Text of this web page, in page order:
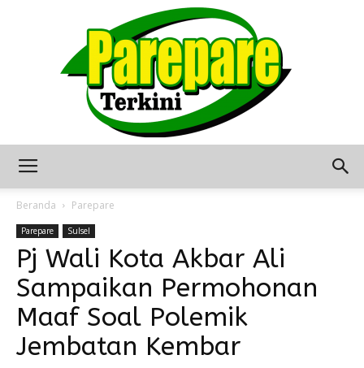
Terkini
Seputar
Beranda Parepare
Parepare Sulsel
Pj Wali Kota Akbar Ali
Sampaikan Permohonan
Maaf Soal Polemik
Jembatan Kembar